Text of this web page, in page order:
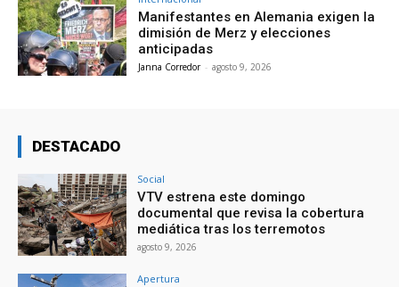
Manifestantes en Alemania exigen la
dimisión de Merz y elecciones
anticipadas
Janna Corredor - agosto 9, 2026
DESTACADO
Social
VTV estrena este domingo
documental que revisa la cobertura
mediática tras los terremotos
agosto 9, 2026
Apertura